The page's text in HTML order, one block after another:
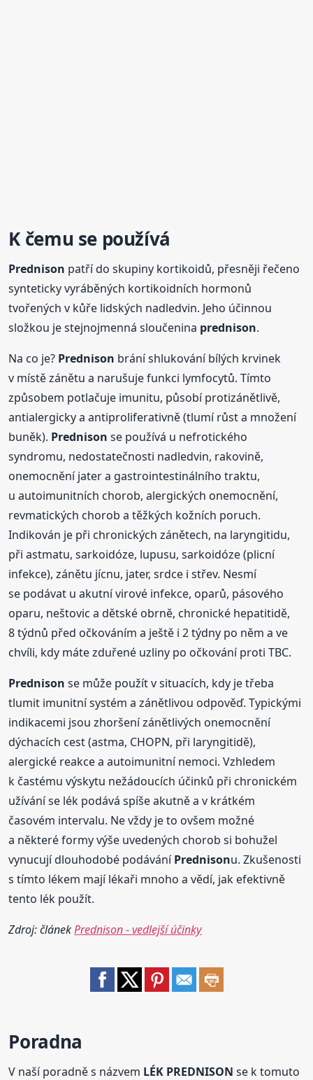
K čemu se používá
Prednison patří do skupiny kortikoidů, přesněji řečeno
synteticky vyráběných kortikoidních hormonů
tvořených v kůře lidských nadledvin. Jeho účinnou
složkou je stejnojmenná sloučenina prednison.
Na co je? Prednison brání shlukování bílých krvinek
v místě zánětu a narušuje funkci lymfocytů. Tímto
způsobem potlačuje imunitu, působí protizánětlivě,
antialergicky a antiproliferativně (tlumí růst a množení
buněk). Prednison se používá u nefrotického
syndromu, nedostatečnosti nadledvin, rakovině,
onemocnění jater a gastrointestinálního traktu,
u autoimunitních chorob, alergických onemocnění,
revmatických chorob a těžkých kožních poruch.
Indikován je při chronických zánětech, na laryngitidu,
při astmatu, sarkoidóze, lupusu, sarkoidóze (plicní
infekce), zánětu jícnu, jater, srdce i střev. Nesmí
se podávat u akutní virové infekce, oparů, pásového
oparu, neštovic a dětské obrně, chronické hepatitidě,
8 týdnů před očkováním a ještě i 2 týdny po něm a ve
chvíli, kdy máte zduřené uzliny po očkování proti TBC.
Prednison se může použít v situacích, kdy je třeba
tlumit imunitní systém a zánětlivou odpověď. Typickými
indikacemi jsou zhoršení zánětlivých onemocnění
dýchacích cest (astma, CHOPN, při laryngitidě),
alergické reakce a autoimunitní nemoci. Vzhledem
k častému výskytu nežádoucích účinků při chronickém
užívání se lék podává spíše akutně a v krátkém
časovém intervalu. Ne vždy je to ovšem možné
a některé formy výše uvedených chorob si bohužel
vynucují dlouhodobé podáváníPrednisonu. Zkušenosti
s tímto lékem mají lékaři mnoho a vědí, jak efektivně
tento lék použít.
Zdroj: článekPrednison - vedlejší účinky
Poradna
V naší poradně s názvem LÉK PREDNISON se k tomuto